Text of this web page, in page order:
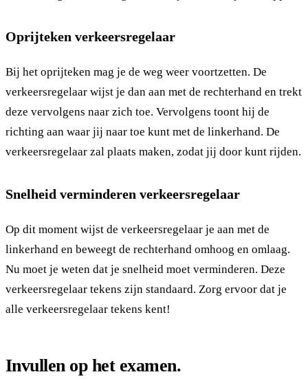
Oprijteken verkeersregelaar
Bij het oprijteken mag je de weg weer voortzetten. De
verkeersregelaar wijst je dan aan met de rechterhand en trekt
deze vervolgens naar zich toe. Vervolgens toont hij de
richting aan waar jij naar toe kunt met de linkerhand. De
verkeersregelaar zal plaats maken, zodat jij door kunt rijden.
Snelheid verminderen verkeersregelaar
Op dit moment wijst de verkeersregelaar je aan met de
linkerhand en beweegt de rechterhand omhoog en omlaag.
Nu moet je weten dat je snelheid moet verminderen. Deze
verkeersregelaar tekens zijn standaard. Zorg ervoor dat je
alle verkeersregelaar tekens kent!
Invullen op het examen.